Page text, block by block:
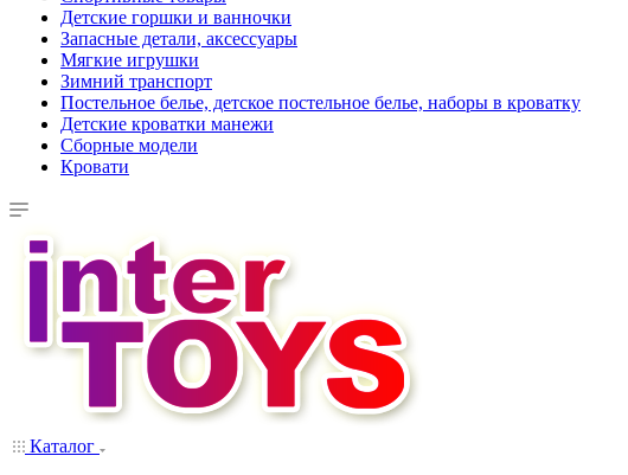
Детские горшки и ванночки
Запасные детали, аксессуары
Мягкие игрушки
Зимний транспорт
Постельное белье, детское постельное белье, наборы в кроватку
Детские кроватки манежи
Сборные модели
Кровати
Каталог